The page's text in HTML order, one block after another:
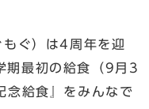
ぐ）は4周年を迎
期最初の給食（9月3
給食』をみんなで